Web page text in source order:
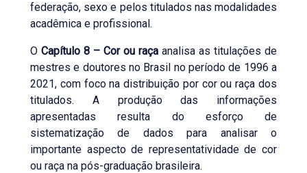
federação, sexo e pelos titulados nas modalidades
acadêmica e profissional.
O Capítulo 8 – Cor ou raça analisa as titulações de
mestres e doutores no Brasil no período de 1996 a
2021, com foco na distribuição por cor ou raça dos
titulados. A produção das informações
apresentadas resulta do esforço de
sistematização de dados para analisar o
importante aspecto de representatividade de cor
ou raça na pós-graduação brasileira.